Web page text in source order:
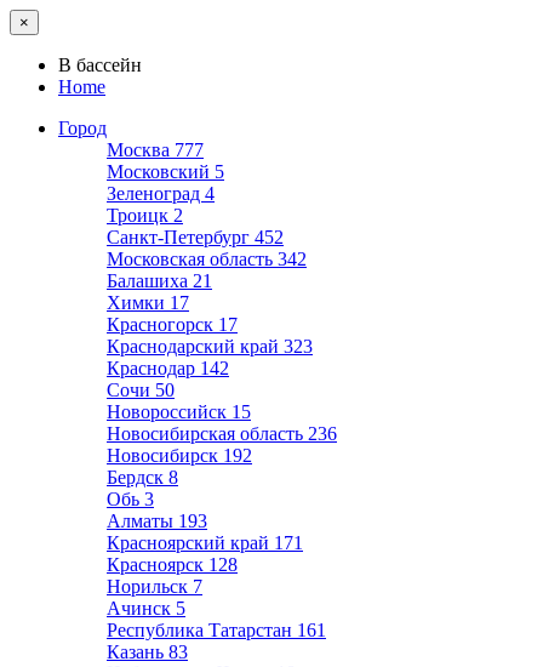
×
В бассейн
Home
Город
Москва 777
Московский 5
Зеленоград 4
Троицк 2
Санкт-Петербург 452
Московская область 342
Балашиха 21
Химки 17
Красногорск 17
Краснодарский край 323
Краснодар 142
Сочи 50
Новороссийск 15
Новосибирская область 236
Новосибирск 192
Бердск 8
Обь 3
Алматы 193
Красноярский край 171
Красноярск 128
Норильск 7
Ачинск 5
Республика Татарстан 161
Казань 83